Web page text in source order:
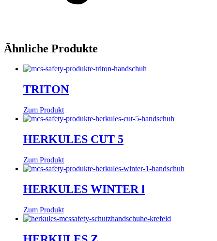
Ähnliche Produkte
TRITON
Zum Produkt
HERKULES CUT 5
Zum Produkt
HERKULES WINTER l
Zum Produkt